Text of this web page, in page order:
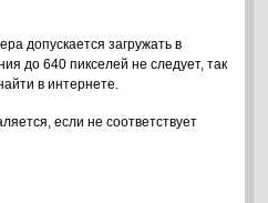
допускается загружать в
до 640 пикселей не следует, так
в интернете.
если не соответствует